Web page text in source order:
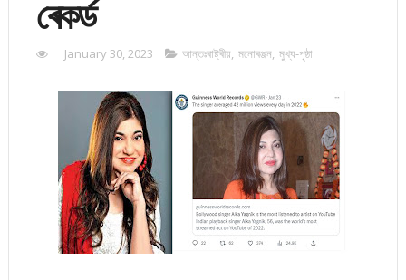
ৰেকৰ্ড
January 30, 2023 আন্তঃৰাষ্ট্ৰীয় মনোৰঞ্জন, মুখ্য-পৃষ্ঠা